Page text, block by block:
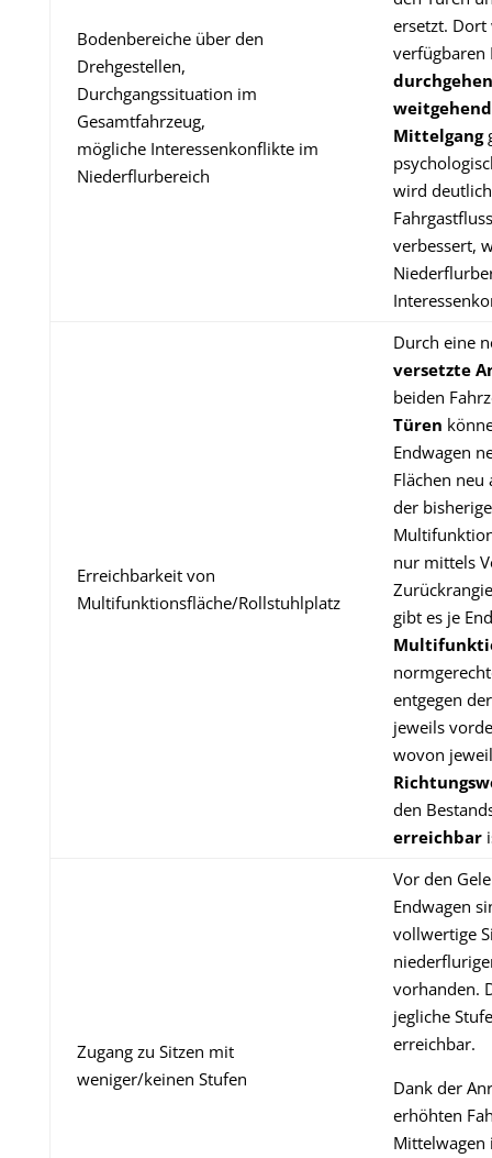
Bodenbereiche über den
Drehgestellen,
Durchgangssituation im
Gesamtfahrzeug,
mögliche Interessenkonflikte im
Niederflurbereich
ersetzt. Dort
verfügbaren
Mittelgang
wird
verbessert,
Erreichbarkeit von
Multifunktionsfläche/Rollstuhlplatz
Durch eine
versetzte
beiden
Türen
Endwagen
Flächen
der
nur mittels
gibt es je
entgegen
jeweils
wovon
den
erreichbar
Zugang zu Sitzen mit
weniger/keinen Stufen
Vor den
Endwagen
vollwertige
vorhanden.
jegliche
erreichbar.
Dank der
erhöhten
Mittelwagen